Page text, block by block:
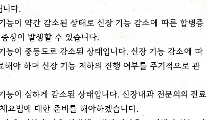
니다.
능이 약간 감소된 상태로 신장 기능 감소에 따른 합병증
상이 발생할 수 있습니다.
능이 중등도로 감소된 상태입니다. 신장 기능 감소에 따
야 하며 신장 기능 저하의 진행 여부를 주기적으로 관
능이 심하게 감소된 상태입니다. 신장내과 전문의의 진료
요법에 대한 준비를 해야하겠습니다.